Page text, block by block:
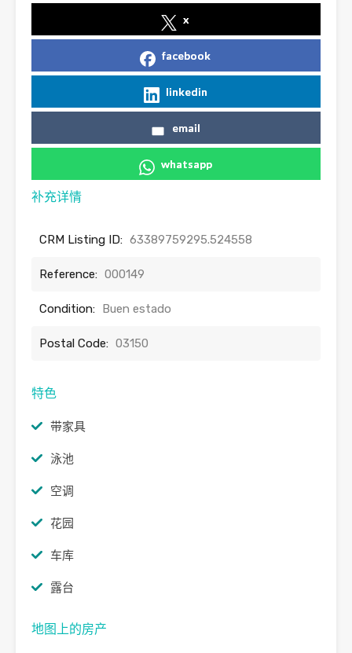
x
facebook
linkedin
email
whatsapp
补充详情
CRM Listing ID: 63389759295.524558
Reference: 000149
Condition: Buen estado
Postal Code: 03150
特色
带家具
泳池
空调
花园
车库
露台
地图上的房产